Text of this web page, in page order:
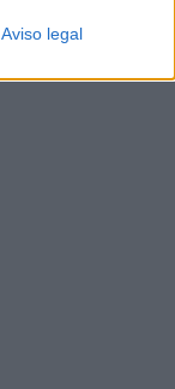
Aviso legal